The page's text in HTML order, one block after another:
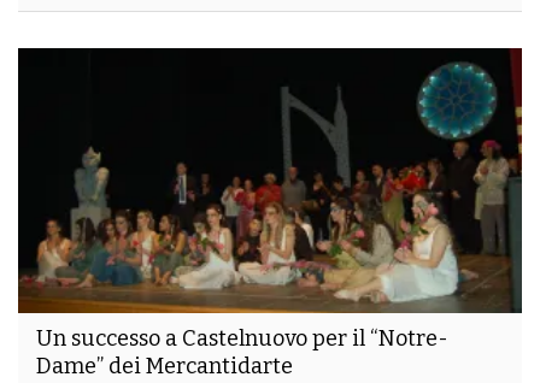
Un successo a Castelnuovo per il “Notre-
Dame” dei Mercantidarte